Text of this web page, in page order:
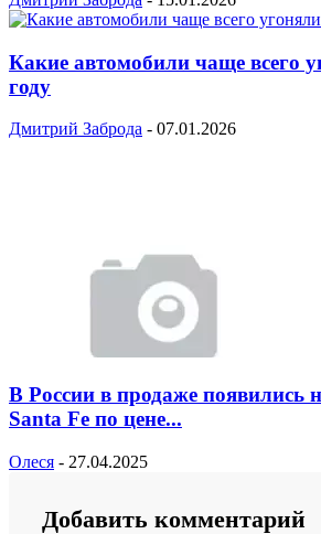
Какие автомобили чаще всего
году
Дмитрий Заброда - 07.01.2026
В России в продаже появились
Santa Fe по цене...
Олеся - 27.04.2025
Добавить комментарий